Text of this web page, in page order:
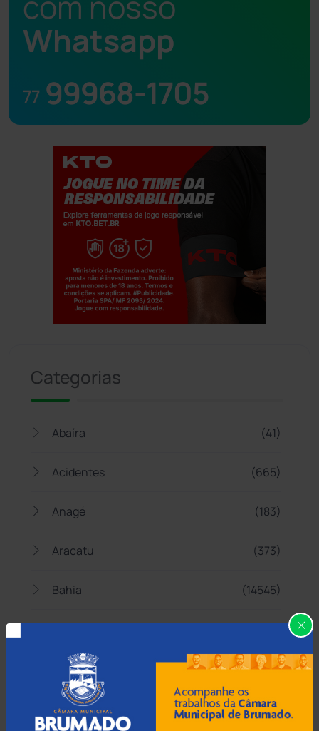
Whatsapp
77 99968-1705
Categorias
Abaíra (41)
Acidentes (665)
Anagé (183)
Aracatu (373)
Bahia (14545)
Barra do Choça (65)
Belo Campo (57)